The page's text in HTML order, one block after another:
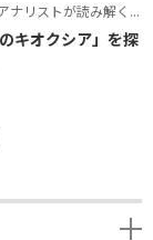
が読み解くテーマの本質
キオクシア」を探